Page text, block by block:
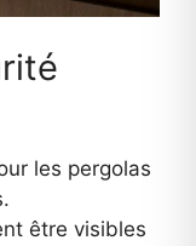
les pergolas
être visibles